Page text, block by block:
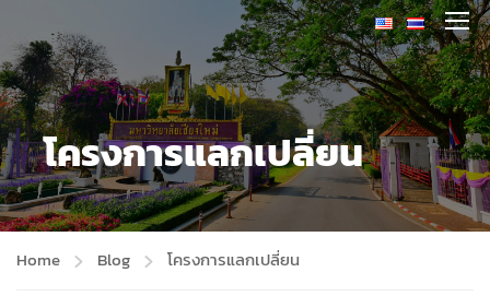
โครงการแลกเปลี่ยน
Home Blog โครงการแลกเปลี่ยน